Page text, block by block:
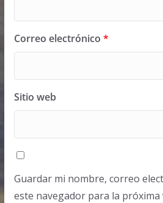
Correo electrónico *
Sitio web
Guardar mi nombre, correo
este navegador para la próxima